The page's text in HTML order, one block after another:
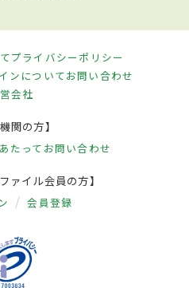
プライバシーポリシー
ンについてお問い合わせ
会社
関の方】
たって お問い合わせ
ァイル会員の方】
会員登録